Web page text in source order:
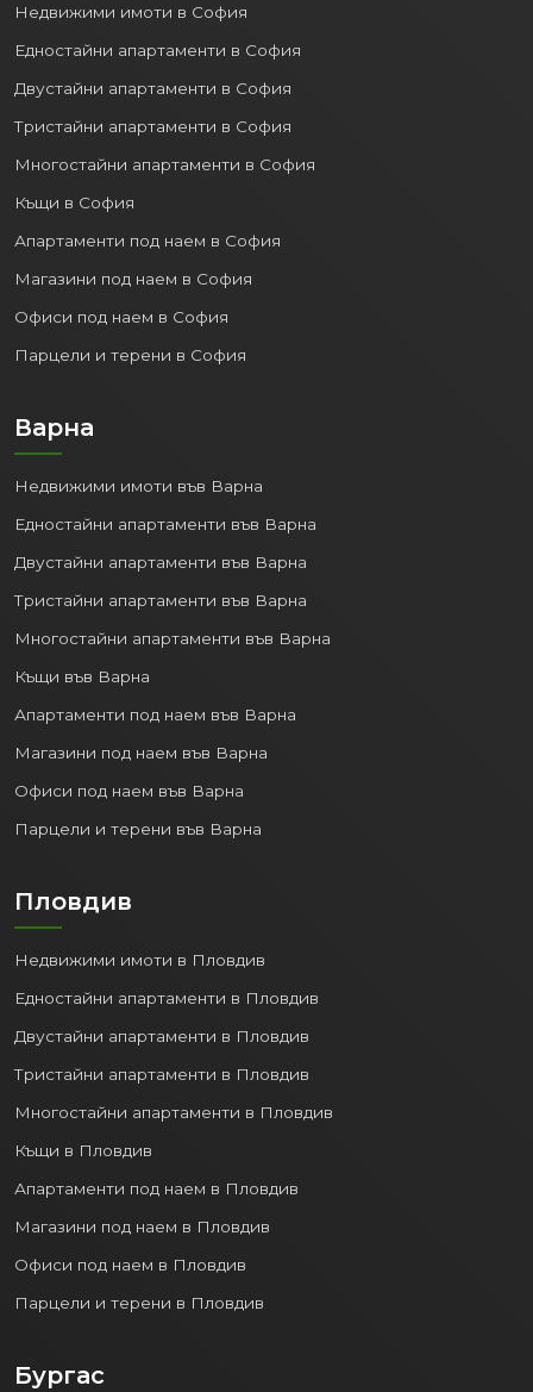
Недвижими имоти в София
Едностайни апартаменти в София
Двустайни апартаменти в София
Тристайни апартаменти в София
Многостайни апартаменти в София
Къщи в София
Апартаменти под наем в София
Магазини под наем в София
Офиси под наем в София
Парцели и терени в София
Варна
Недвижими имоти във Варна
Едностайни апартаменти във Варна
Двустайни апартаменти във Варна
Тристайни апартаменти във Варна
Многостайни апартаменти във Варна
Къщи във Варна
Апартаменти под наем във Варна
Магазини под наем във Варна
Офиси под наем във Варна
Парцели и терени във Варна
Пловдив
Недвижими имоти в Пловдив
Едностайни апартаменти в Пловдив
Двустайни апартаменти в Пловдив
Тристайни апартаменти в Пловдив
Многостайни апартаменти в Пловдив
Къщи в Пловдив
Апартаменти под наем в Пловдив
Магазини под наем в Пловдив
Офиси под наем в Пловдив
Парцели и терени в Пловдив
Бургас